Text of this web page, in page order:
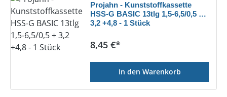
Projahn - Kunststoffkassette
HSS-G BASIC 13tlg 1,5-6,5/0,5 +
3,2 +4,8 - 1 Stück
Regulärer Preis:
8,45 €*
In den Warenkorb